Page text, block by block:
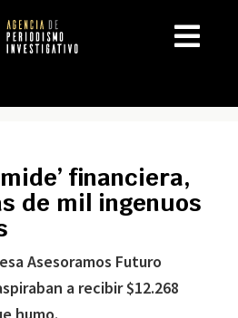
financiera,
de mil ingenuos
Asesoramos Futuro
a recibir $12.268